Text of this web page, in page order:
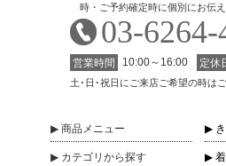
時・ご予約確定時に個別にお伝え
03-6264-
営業時間 10:00～16:00 定休
土･日･祝日にご来店ご希望の時は
商品 メニュー
カテゴリ から探す